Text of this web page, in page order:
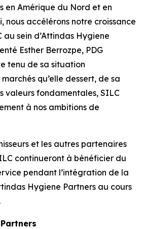
en Amérique du Nord et en
nous accélérons notre croissance
sein d’Attindas Hygiene
Esther Berrozpe, PDG
tenu de sa situation
qu’elle dessert, de sa
valeurs fondamentales, SILC
à nos ambitions de
et les autres partenaires
continueront à bénéficier du
pendant l’intégration de la
Hygiene Partners au cours